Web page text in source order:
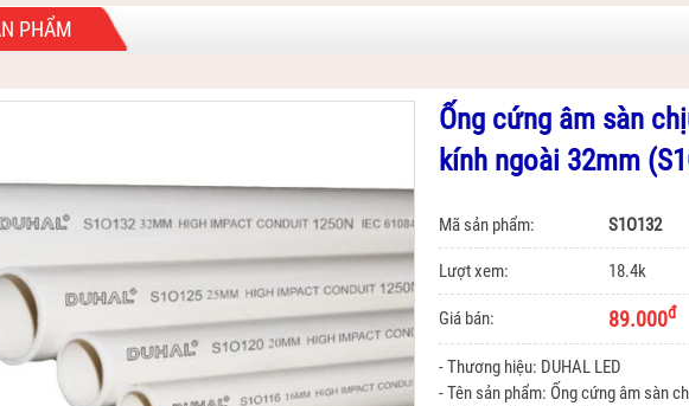
PHẨM
Ống cứng âm sàn
kính ngoài 32mm
Mã sản phẩm: S1O132
Lượt xem: 18.4k
Giá bán: 89.000đ
- Thương hiệu: DUHAL LED
- Tên sản phẩm: Ống cứng âm sàn